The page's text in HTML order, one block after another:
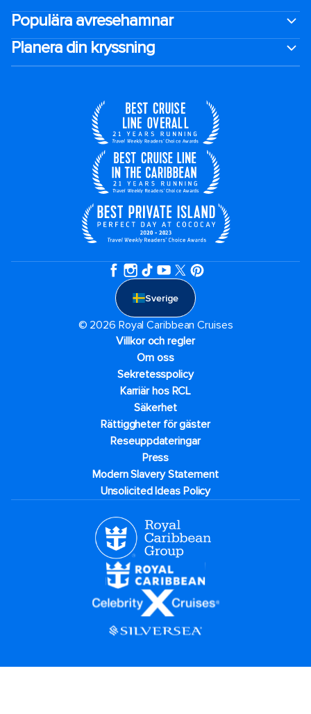
Populära avresehamnar
Planera din kryssning
Sverige
© 2026 Royal Caribbean Cruises
Villkor och regler
Om oss
Sekretesspolicy
Karriär hos RCL
Säkerhet
Rättiggheter för gäster
Reseuppdateringar​
Press
Modern Slavery Statement
Unsolicited Ideas Policy